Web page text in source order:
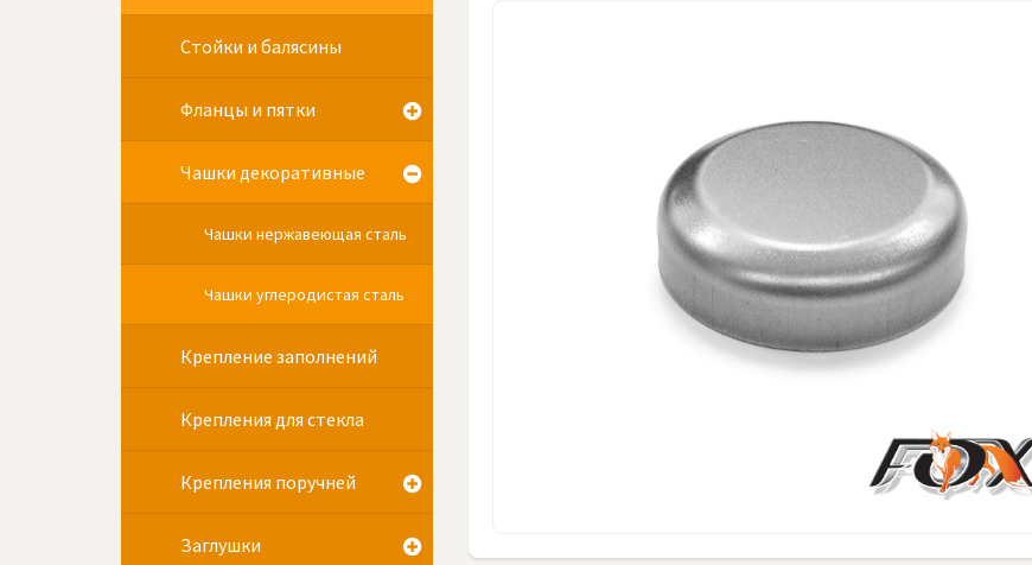
Стойки и балясины
Фланцы и пятки
Чашки декоративные
Чашки нержавеющая сталь
Чашки углеродистая сталь
Крепление заполнений
Крепления для стекла
Крепления поручней
Заглушки